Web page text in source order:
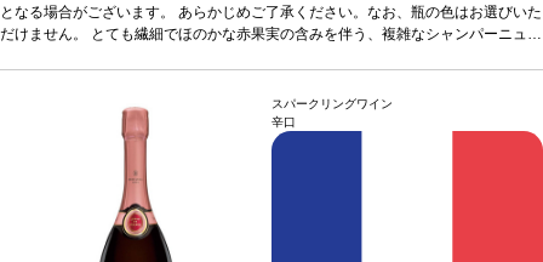
ティーなロゼシャンパーニュ。テイスティングノート金色の銅のような輝きがあ
る淡いピンク色で、軽やかな生き生きとした泡が立ち上る。上質でほのかなノーズ
ろやか。ラズベリーの洗練されたアロマが徐々に強くなり、微かなスパイスとミネ
ラルを背景に、柑橘系の含みと完璧に調和する。エレガントな余韻は素晴らしく長
アペリティフとして最適、また肉やラム肉の冷菜、赤果実のデザー
ドネ、30% ピノ・ムニエ
となる場合がございます。 あらかじめご了承ください。なお、瓶の色はお選びいた
だけません。 とても繊細でほのかな赤果実の含みを伴う、複雑なシャンパーニュ。
る淡いピンク色で、軽やかな生き生きとした泡が立ち上る。上質でほのかなノーズ
は、赤果実（野イチゴ、チェリー）の繊細でフルーティーな風味を示す。絹のよう
に滑らかで美味しくフレッシュな味わいは、芳醇でしっかりとした骨格を持ち、ま
ラルを背景に、柑橘系の含みと完璧に調和する。エレガントな余韻は素晴らしく長
アペリティフとして最適、また肉やラム肉の冷菜、赤果実のデザー
トなどと良く合う。葡萄品種
ドネ、30% ピノ・ムニエ
スパークリングワイン
辛口